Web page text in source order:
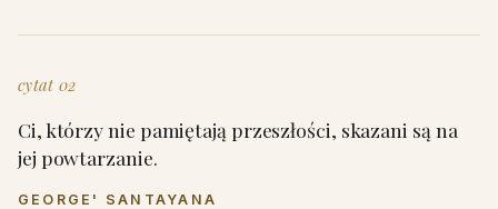
cytat 02
Ci, którzy nie pamiętają przeszłości, skazani są na
jej powtarzanie.
GEORGE' SANTAYANA